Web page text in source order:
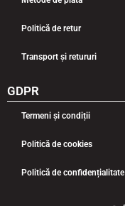
Politică de retur
Transport și retururi
GDPR
Termeni și condiții
Politică de cookies
Politică de confidențialitate